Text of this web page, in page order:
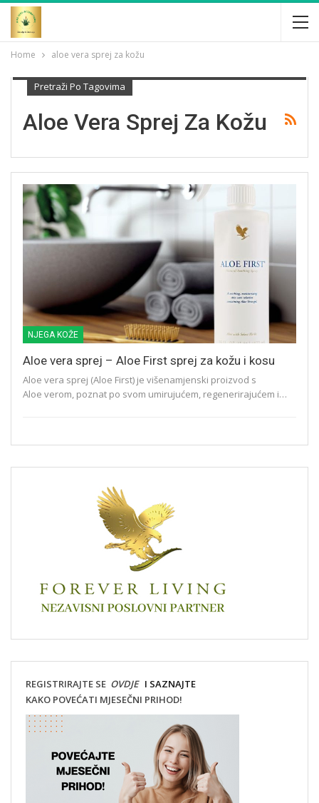
Home aloe vera sprej za kožu
Pretraži Po Tagovima
Aloe Vera Sprej Za Kožu
NJEGA KOŽE
Aloe vera sprej – Aloe First sprej za kožu i kosu
Aloe vera sprej (Aloe First) je višenamjenski proizvod s
Aloe verom, poznat po svom umirujućem, regenerirajućem i…
REGISTRIRAJTE SE OVDJEI SAZNAJTE
KAKO POVEĆATI MJESEČNI PRIHOD!